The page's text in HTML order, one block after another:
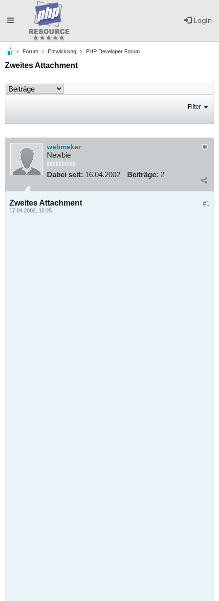
Login
Toggle
navigation
Forum Entwicklung PHP Developer Forum
Zweites Attachment
Filter
webmaker
Newbie
Dabei seit: 16.04.2002 Beiträge: 2
#1
Zweites Attachment
17.04.2002, 12:25